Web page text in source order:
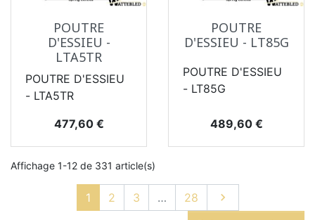
POUTRE
D'ESSIEU -
LTA5TR
POUTRE D'ESSIEU
- LTA5TR
Prix
477,60 €
POUTRE
D'ESSIEU - LT85G
POUTRE D'ESSIEU
- LT85G
Prix
489,60 €
Affichage 1-12 de 331 article(s)
1 2 3 … 28 Suivant
